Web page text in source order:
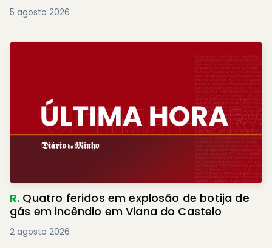
5 agosto 2026
R. Quatro feridos em explosão de botija de
gás em incêndio em Viana do Castelo
2 agosto 2026